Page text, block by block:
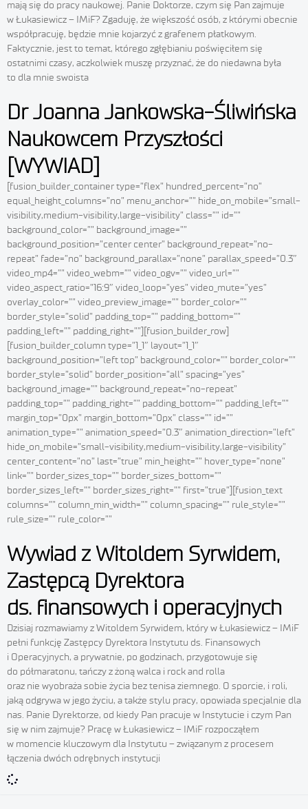
mają się do pracy naukowej. Panie Doktorze, czym się Pan zajmuje
w Łukasiewicz – IMiF? Zgaduję, że większość osób, z którymi obecnie
współpracuję, będzie mnie kojarzyć z grafenem płatkowym.
Faktycznie, jest to temat, którego zgłębianiu poświęciłem się
ostatnimi czasy, aczkolwiek muszę przyznać, że do niedawna była
to dla mnie swoista
Dr Joanna Jankowska-Śliwińska
Naukowcem Przyszłości
[WYWIAD]
[fusion_builder_container type=”flex” hundred_percent=”no”
equal_height_columns=”no” menu_anchor=”” hide_on_mobile=”small-
visibility,medium-visibility,large-visibility” class=”” id=””
background_color=”” background_image=””
background_position=”center center” background_repeat=”no-
repeat” fade=”no” background_parallax=”none” parallax_speed=”0.3″
video_mp4=”” video_webm=”” video_ogv=”” video_url=””
video_aspect_ratio=”16:9″ video_loop=”yes” video_mute=”yes”
overlay_color=”” video_preview_image=”” border_color=””
border_style=”solid” padding_top=”” padding_bottom=””
padding_left=”” padding_right=””][fusion_builder_row]
[fusion_builder_column type=”1_1″ layout=”1_1″
background_position=”left top” background_color=”” border_color=””
border_style=”solid” border_position=”all” spacing=”yes”
background_image=”” background_repeat=”no-repeat”
padding_top=”” padding_right=”” padding_bottom=”” padding_left=””
margin_top=”0px” margin_bottom=”0px” class=”” id=””
animation_type=”” animation_speed=”0.3″ animation_direction=”left”
hide_on_mobile=”small-visibility,medium-visibility,large-visibility”
center_content=”no” last=”true” min_height=”” hover_type=”none”
link=”” border_sizes_top=”” border_sizes_bottom=””
border_sizes_left=”” border_sizes_right=”” first=”true”][fusion_text
columns=”” column_min_width=”” column_spacing=”” rule_style=””
rule_size=”” rule_color=””
Wywiad z Witoldem Syrwidem,
Zastępcą Dyrektora
ds. finansowych i operacyjnych
Dzisiaj rozmawiamy z Witoldem Syrwidem, który w Łukasiewicz – IMiF
pełni funkcję Zastępcy Dyrektora Instytutu ds. Finansowych
i Operacyjnych, a prywatnie, po godzinach, przygotowuje się
do półmaratonu, tańczy z żoną walca i rock and rolla
oraz nie wyobraża sobie życia bez tenisa ziemnego. O sporcie, i roli,
jaką odgrywa w jego życiu, a także stylu pracy, opowiada specjalnie dla
nas. Panie Dyrektorze, od kiedy Pan pracuje w Instytucie i czym Pan
się w nim zajmuje? Pracę w Łukasiewicz – IMiF rozpocząłem
w momencie kluczowym dla Instytutu – związanym z procesem
łączenia dwóch odrębnych instytucji